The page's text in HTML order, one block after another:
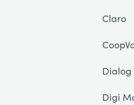
Claro
Dialog
Digi